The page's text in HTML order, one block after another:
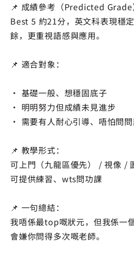
📌 成績參考（Predicted Grade
Best 5 約21分，英文科表現穩
餘，更重視語感與應用。
📌 適合對象：
· 基礎一般、想穩固底子
· 明明努力但成績未見進步
· 需要有人耐心引導、唔怕問
📌 教學形式：
可上門（九龍區優先） / 視像 /
可提供練習、wts問功課
📌 一句總結：
我唔係最top嘅狀元，但我係一
會嫌你問得多次嘅老師。